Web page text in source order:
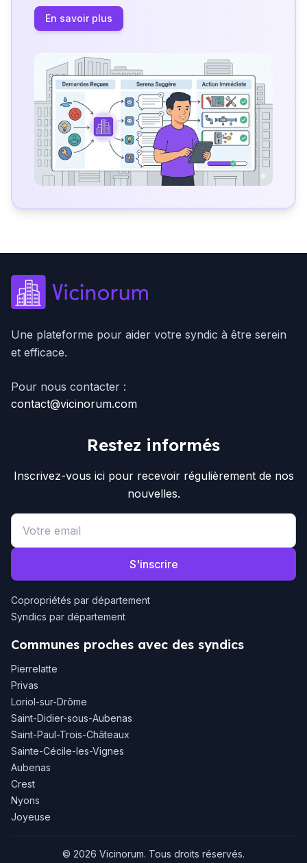
En savoir plus
Une plateforme pour aider votre syndic à être serein
et efficace.
Pour nous contacter :
contact@vicinorum.com
Restez informés
Inscrivez-vous ici pour recevoir régulièrement de nos
nouvelles.
Email address
S'inscrire
Copropriétés par département
Syndics par département
Communes proches avec des syndics
Pierrelatte
Privas
Loriol-sur-Drôme
Saint-Didier-sous-Aubenas
Saint-Paul-Trois-Châteaux
Sainte-Cécile-les-Vignes
Aubenas
Crest
Nyons
Joyeuse
© 2026 Vicinorum. Tous droits réservés.